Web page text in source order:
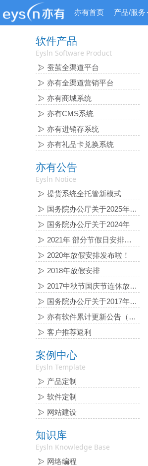
亦有首页 产品/服务
软件产品
Eysln Software Product
蚕茧全渠道平台
亦有全渠道营销平台
亦有商城系统
亦有CMS系统
亦有进销存系统
亦有礼品卡兑换系统
亦有公告
Eysln Notice
提货系统全托管新模式
国务院办公厅关于2025年 部分节假日安排的通知
国务院办公厅关于2024年
2021年 部分节假日安排的通知
2020年放假安排发布啦！
2018年放假安排
2017中秋节国庆节连休放假通知
国务院办公厅关于2017年 部分节假日安排的通知
亦有软件累计更新公告（2016-06-03）
客户推荐返利
案例中心
Eysln Template
产品定制
软件定制
网站建设
知识库
Eysln Knowledge Base
网络编程